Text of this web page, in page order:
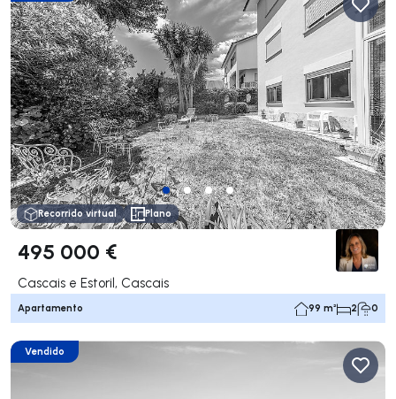
Recorrido virtual Plano
495 000 €
Cascais e Estoril, Cascais
Apartamento 99 m² 2 0
Vendido